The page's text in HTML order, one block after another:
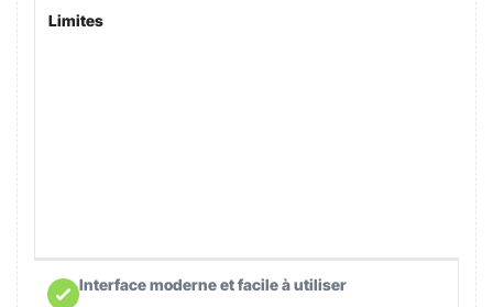
Limites
Interface moderne et facile à utiliser